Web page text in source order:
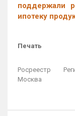
поддержали
ипотеку
Печать
Росреестр
Москва